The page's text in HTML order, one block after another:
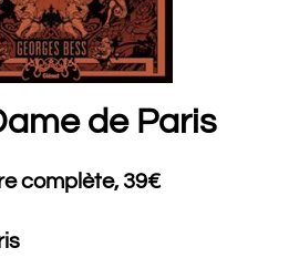
de Paris
complète, 39€